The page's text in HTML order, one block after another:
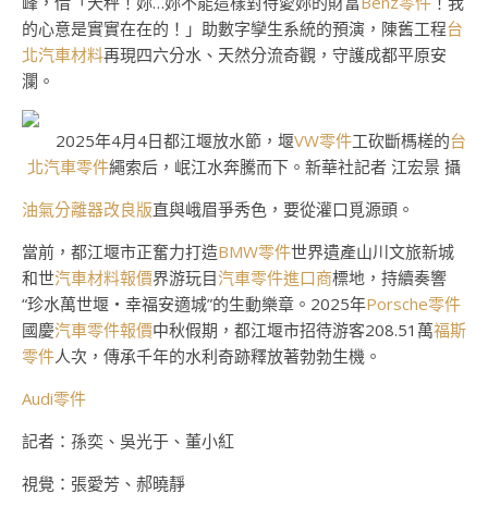
的心意是實實在在的！」助數字孿生系統的預演，陳舊工程台
北汽車材料再現四六分水、天然分流奇觀，守護成都平原安
瀾。
2025年4月4日都江堰放水節，堰VW零件工砍斷榪槎的台
北汽車零件繩索后，岷江水奔騰而下。新華社記者 江宏景 攝
油氣分離器改良版直與峨眉爭秀色，要從灌口覓源頭。
當前，都江堰市正奮力打造BMW零件世界遺產山川文旅新城
和世汽車材料報價界游玩目汽車零件進口商標地，持續奏響
“珍水萬世堰・幸福安適城”的生動樂章。2025年Porsche零件
國慶汽車零件報價中秋假期，都江堰市招待游客208.51萬福斯
零件人次，傳承千年的水利奇跡釋放著勃勃生機。
Audi零件
記者：孫奕、吳光于、董小紅
視覺：張愛芳、郝曉靜